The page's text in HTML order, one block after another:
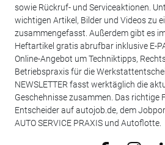
sowie Rückruf- und Serviceaktionen.
wichtigen Artikel, Bilder und Videos zu
zusammengefasst. Außerdem gibt es
Heftartikel gratis abrufbar inklusive E-
Online-Angebot um Techniktipps,
Betriebspraxis für die
NEWSLETTER fasst werktäglich die
Geschehnisse zusammen. Das richtige
Entscheider auf autojob.de, dem
AUTO SERVICE PRAXIS und Autoflotte.